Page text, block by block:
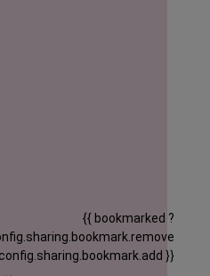
{{ bookmarked ?
}}